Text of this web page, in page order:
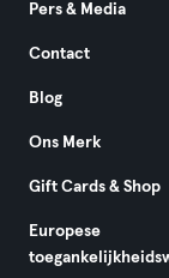
Pers & Media
Contact
Blog
Ons Merk
Gift Cards & Shop
Europese